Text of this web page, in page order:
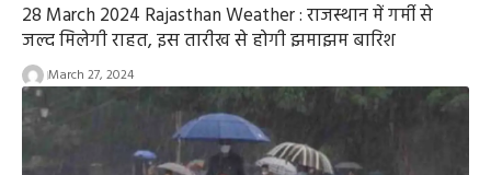
28 March 2024 Rajasthan Weather : राजस्थान में गर्मी से
जल्द मिलेगी राहत, इस तारीख से होगी झमाझम बारिश
March 27, 2024